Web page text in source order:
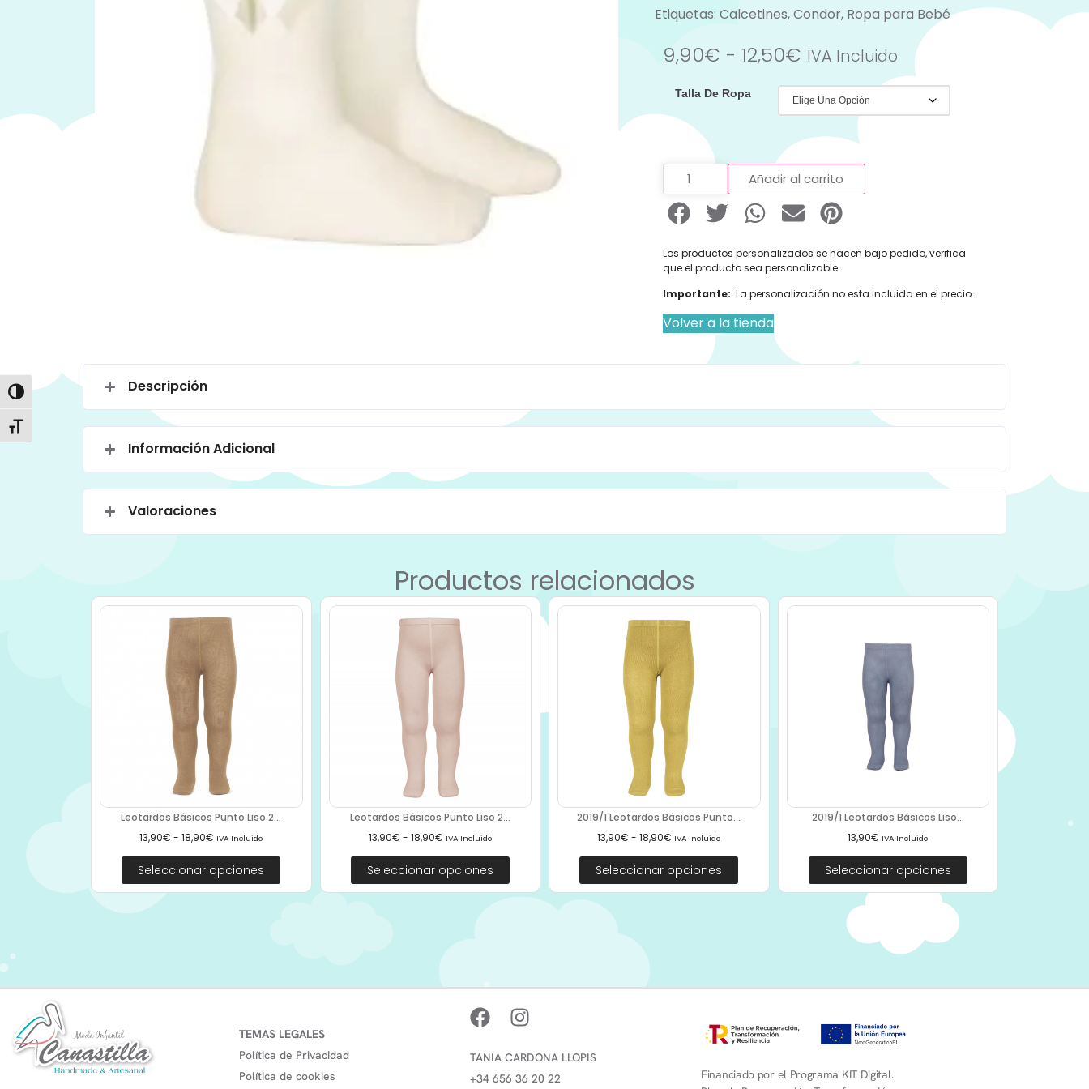
Alternar alto contraste
Alternar tamaño de letra
Etiquetas: Calcetines,Condor, Ropa para Bebé
9,90€ - 12,50€ IVA Incluido
Talla De Ropa
Añadir al carrito
Los productos personalizados se hacen bajo pedido, verifica
que el producto sea personalizable:
Importante: La personalización no esta incluida en el precio.
Volver a la tienda
Descripción
Información Adicional
Valoraciones
Productos relacionados
Leotardos Básicos Punto Liso 2...
13,90€ - 18,90€ IVA Incluido
Seleccionar opciones
Leotardos Básicos Punto Liso 2...
13,90€ - 18,90€ IVA Incluido
Seleccionar opciones
2019/1 Leotardos Básicos Punto...
13,90€ - 18,90€ IVA Incluido
Seleccionar opciones
2019/1 Leotardos Básicos Liso...
13,90€ IVA Incluido
Seleccionar opciones
TEMAS LEGALES
Política de Privacidad
Política de cookies
TANIA CARDONA LLOPIS
+34 656 36 20 22
Financiado por el Programa KIT Digital.